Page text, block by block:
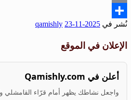
Email
Share
نُشر في 2025-11-23
qamishly
الإعلان في الموقع
أعلن في Qamishly.com
واجعل نشاطك يظهر أمام قرّاء القامشلي